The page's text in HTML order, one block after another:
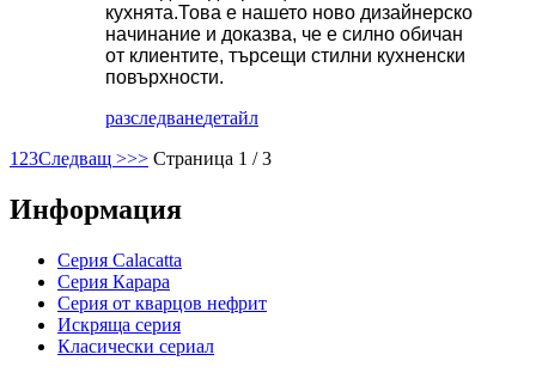
кухнята.Това е нашето ново дизайнерско
начинание и доказва, че е силно обичан
от клиентите, търсещи стилни кухненски
повърхности.
разследванедетайл
1 23Следващ >>> Страница 1 / 3
Информация
Серия Calacatta
Серия Карара
Серия от кварцов нефрит
Искряща серия
Класически сериал